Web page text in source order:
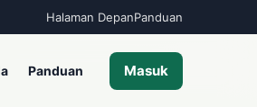
Halaman DepanPanduan
Panduan Masuk